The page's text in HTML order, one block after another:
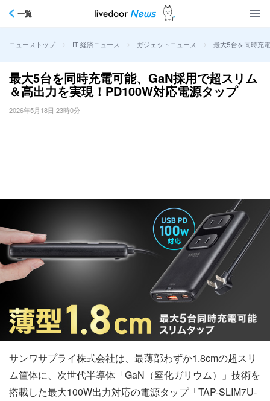
一覧
ニューストップ > IT 経済ニュース > ガジェットニュース > 最大5台を同時充
最大5台を同時充電可能、GaN採用で超スリム
＆高出力を実現！PD100W対応電源タップ
2026年5月18日 23時0分
サンワサプライ株式会社は、最薄部わずか1.8cmの超スリ
ム筐体に、次世代半導体「GaN（窒化ガリウム）」技術を
搭載した最大100W出力対応の電源タップ「TAP-SLIM7U-